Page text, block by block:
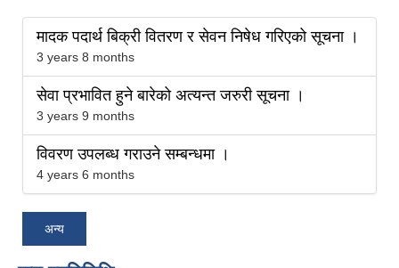
मादक पदार्थ बिक्री वितरण र सेवन निषेध गरिएको सूचना ।
3 years 8 months
सेवा प्रभावित हुने बारेको अत्यन्त जरुरी सूचना ।
3 years 9 months
विवरण उपलब्ध गराउने सम्बन्धमा ।
4 years 6 months
अन्य